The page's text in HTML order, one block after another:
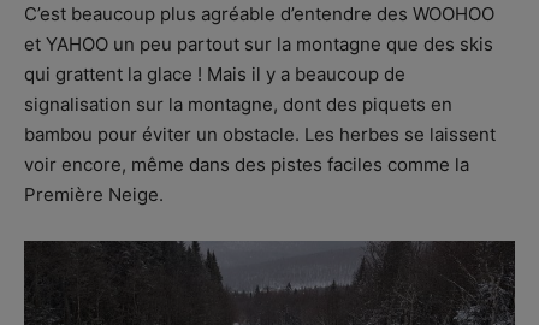
C’est beaucoup plus agréable d’entendre des WOOHOO
et YAHOO un peu partout sur la montagne que des skis
qui grattent la glace ! Mais il y a beaucoup de
signalisation sur la montagne, dont des piquets en
bambou pour éviter un obstacle. Les herbes se laissent
voir encore, même dans des pistes faciles comme la
Première Neige.